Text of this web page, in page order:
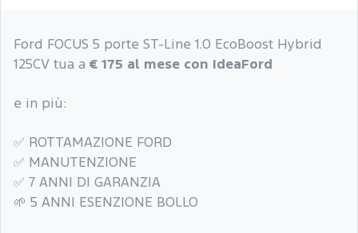
Ford FOCUS 5 porte ST-Line 1.0 EcoBoost Hybrid
125CV tua a € 175 al mese con IdeaFord
e in più:
✅ ROTTAMAZIONE FORD
✅ MANUTENZIONE
✅ 7 ANNI DI GARANZIA
🌱 5 ANNI ESENZIONE BOLLO